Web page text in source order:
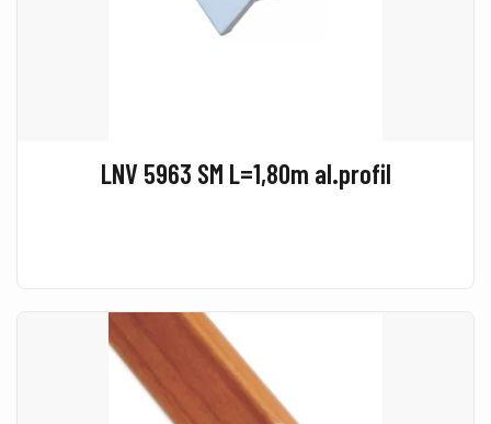
LNV 5963 SM L=1,80m al.profil